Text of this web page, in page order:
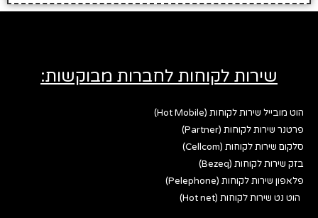
שירות לקוחות לחברות מבוקשות:
הוט מובייל שירות לקוחות (Hot Mobile)
פרטנר שירות לקוחות (Partner)
סלקום שירות לקוחות (Cellcom)
בזק שירות לקוחות (Bezeq)
פלאפון שירות לקוחות (Pelephone)
הוט נט שירות לקוחות (Hot net)